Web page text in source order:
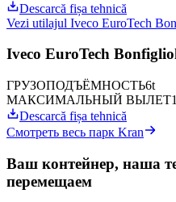
Descarcă fișa tehnică
Vezi utilajul Iveco EuroTech
Iveco EuroTech
ГРУЗОПОДЪЁМНОСТЬ6t
МАКСИМАЛЬНЫЙ ВЫЛЕТ
Descarcă fișa tehnică
Смотреть весь парк Kran
Ваш контейнер, наша
перемещаем